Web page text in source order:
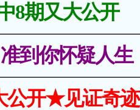
8期又大公开
到你怀疑人生
公开★见证奇迹